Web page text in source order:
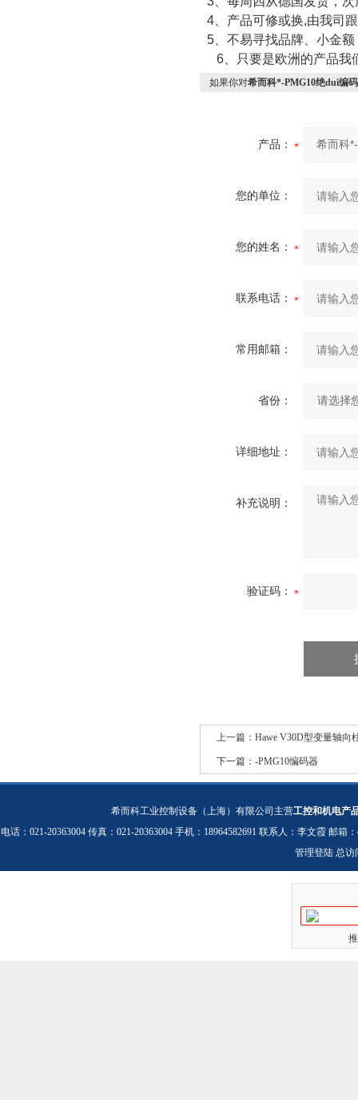
4 、产品可修或换,由我司
5 、不易寻找品牌、小金
6 、只要是欧洲的产品
如果你对希而科*-PMG10绝dui编
产品：
您的单位：
您的姓名：
联系电话：
常用邮箱：
省份：
详细地址：
补充说明：
验证码：
上一篇： Hawe V30D型变量轴向
下一篇： -PMG10编码器
希而科工业控制设备（上海）有限公司主营工控和机电产
电话：021-20363004 传真：021-20363004 手机：18964582691 联系人：李文霞 邮箱：
管理登陆 总访